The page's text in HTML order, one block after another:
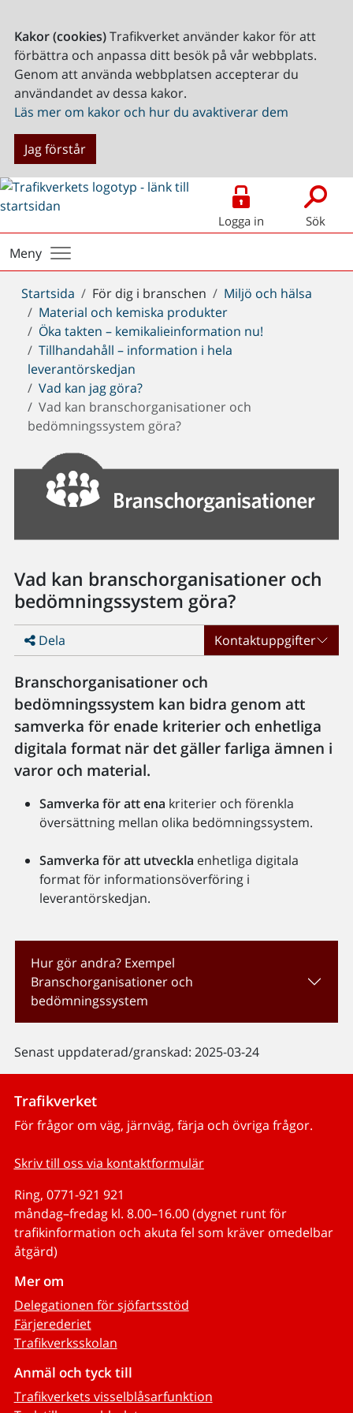
Kakor (cookies)Trafikverket använder kakor för att
förbättra och anpassa ditt besök på vår webbplats.
Genom att använda webbplatsen accepterar du
användandet av dessa kakor.
Läs mer om kakor och hur du avaktiverar dem
Jag förstår
Logga in Sök
Meny
Du
är
här:
Startsida För dig i branschen
Miljö och hälsa
Material och kemiska produkter
Öka takten – kemikalieinformation nu!
Tillhandahåll – information i hela
leverantörskedjan
Vad kan jag göra?
Vad kan branschorganisationer och
bedömningssystem göra?
Vad kan branschorganisationer och
bedömningssystem göra?
Dela Kontaktuppgifter
Branschorganisationer och
bedömningssystem kan bidra genom att
samverka för enade kriterier och enhetliga
digitala format när det gäller farliga ämnen i
varor och material.
Samverka för att ena kriterier och förenkla
översättning mellan olika bedömningssystem.
Samverka för att utveckla enhetliga digitala
format för informationsöverföring i
leverantörskedjan.
Hur gör andra? Exempel
Branschorganisationer och
bedömningssystem
Senast uppdaterad/granskad: 2025-03-24
Trafikverket
För frågor om väg, järnväg, färja och övriga frågor.
Skriv till oss via kontaktformulär
Ring, 0771-921 921
måndag–fredag kl. 8.00–16.00 (dygnet runt för
trafikinformation och akuta fel som kräver omedelbar
åtgärd)
Mer om
Delegationen för sjöfartsstöd
Färjerederiet
Trafikverksskolan
Anmäl och tyck till
Trafikverkets visselblåsarfunktion